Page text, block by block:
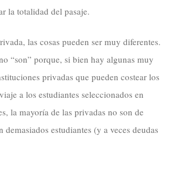
la totalidad del pasaje.
las cosas pueden ser muy diferentes.
“son” porque, si bien hay algunas muy
privadas que pueden costear los
a los estudiantes seleccionados en
la mayoría de las privadas no son de
estudiantes (y a veces deudas